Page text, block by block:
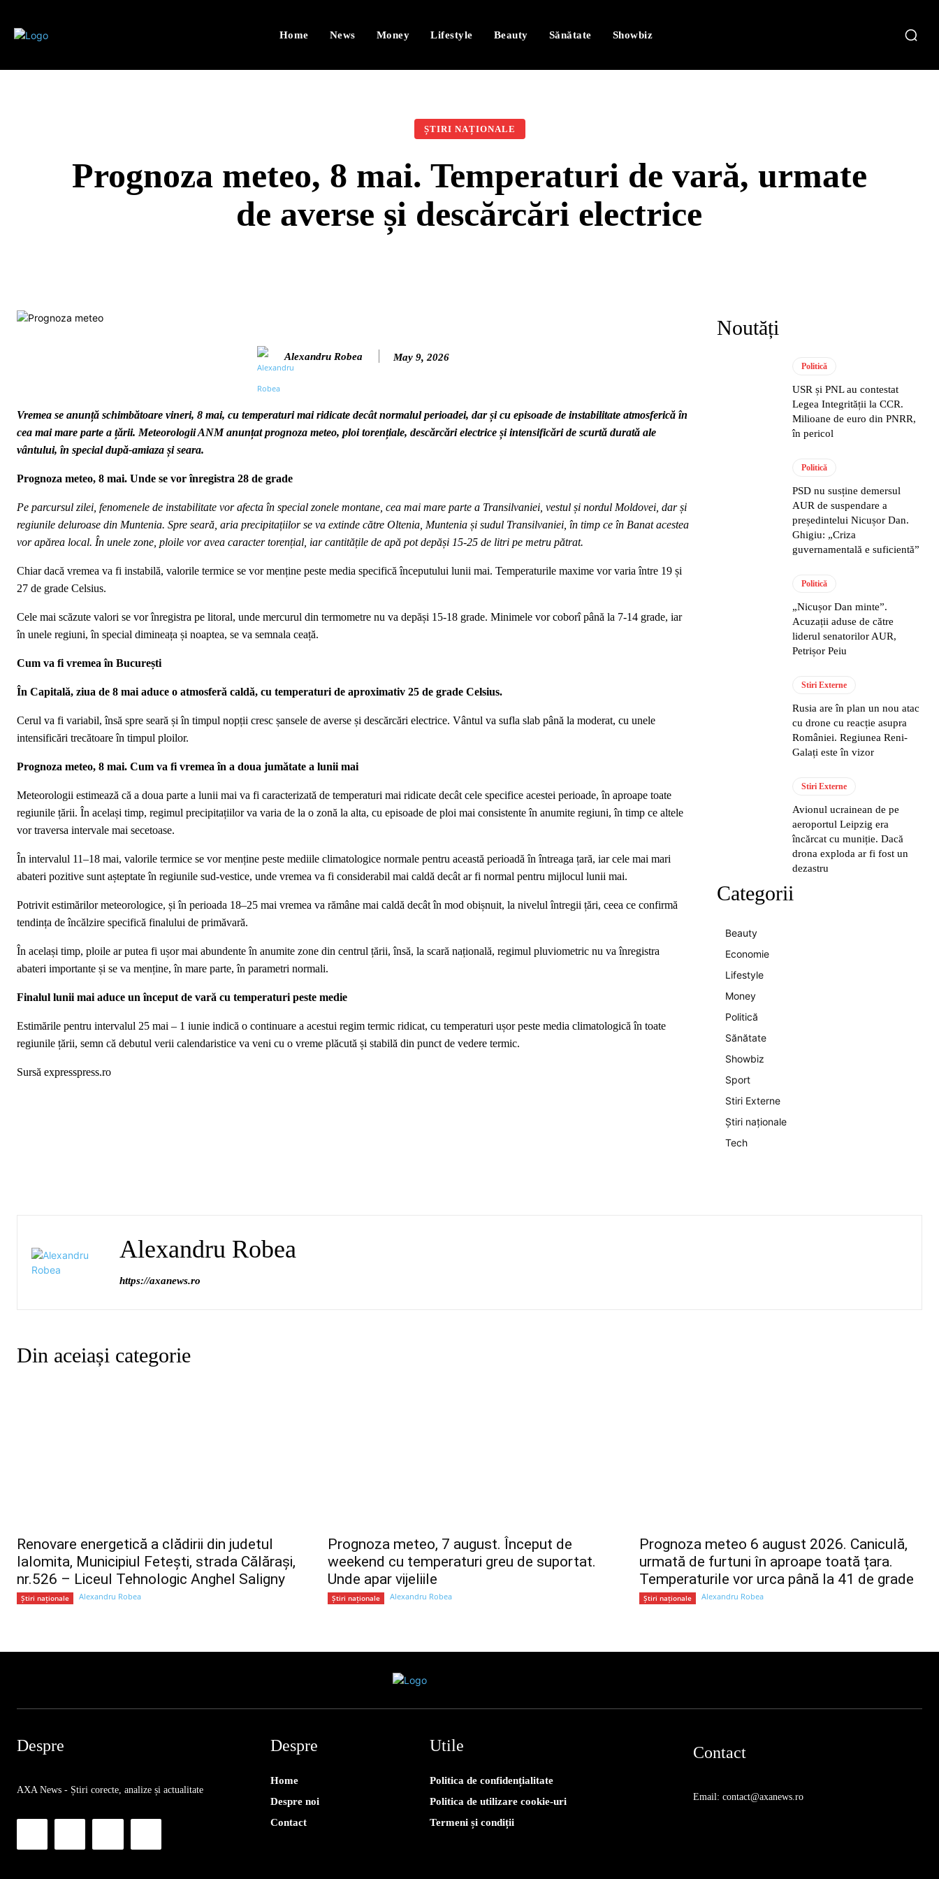
Home News Money Lifestyle Beauty Sănătate Showbiz
ȘTIRI NAȚIONALE
Prognoza meteo, 8 mai. Temperaturi de vară, urmate
de averse și descărcări electrice
Alexandru Robea May 9, 2026
Vremea se anunță schimbătoare vineri, 8 mai, cu temperaturi mai ridicate decât normalul perioadei, dar și cu episoade de instabilitate atmosferică în
cea mai mare parte a țării. Meteorologii ANM anunțat prognoza meteo, ploi torențiale, descărcări electrice și intensificări de scurtă durată ale
vântului, în special după-amiaza și seara.
Prognoza meteo, 8 mai. Unde se vor înregistra 28 de grade
Pe parcursul zilei, fenomenele de instabilitate vor afecta în special zonele montane, cea mai mare parte a Transilvaniei, vestul și nordul Moldovei, dar și
regiunile deluroase din Muntenia. Spre seară, aria precipitațiilor se va extinde către Oltenia, Muntenia și sudul Transilvaniei, în timp ce în Banat acestea
vor apărea local. În unele zone, ploile vor avea caracter torențial, iar cantitățile de apă pot depăși 15-25 de litri pe metru pătrat.
Chiar dacă vremea va fi instabilă, valorile termice se vor menține peste media specifică începutului lunii mai. Temperaturile maxime vor varia între 19 și
27 de grade Celsius.
Cele mai scăzute valori se vor înregistra pe litoral, unde mercurul din termometre nu va depăși 15-18 grade. Minimele vor coborî până la 7-14 grade, iar
în unele regiuni, în special dimineața și noaptea, se va semnala ceață.
Cum va fi vremea în București
În Capitală, ziua de 8 mai aduce o atmosferă caldă, cu temperaturi de aproximativ 25 de grade Celsius.
Cerul va fi variabil, însă spre seară și în timpul nopții cresc șansele de averse și descărcări electrice. Vântul va sufla slab până la moderat, cu unele
intensificări trecătoare în timpul ploilor.
Prognoza meteo, 8 mai. Cum va fi vremea în a doua jumătate a lunii mai
Meteorologii estimează că a doua parte a lunii mai va fi caracterizată de temperaturi mai ridicate decât cele specifice acestei perioade, în aproape toate
regiunile țării. În același timp, regimul precipitațiilor va varia de la o zonă la alta, cu episoade de ploi mai consistente în anumite regiuni, în timp ce altele
vor traversa intervale mai secetoase.
În intervalul 11–18 mai, valorile termice se vor menține peste mediile climatologice normale pentru această perioadă în întreaga țară, iar cele mai mari
abateri pozitive sunt așteptate în regiunile sud-vestice, unde vremea va fi considerabil mai caldă decât ar fi normal pentru mijlocul lunii mai.
Potrivit estimărilor meteorologice, și în perioada 18–25 mai vremea va rămâne mai caldă decât în mod obișnuit, la nivelul întregii țări, ceea ce confirmă
tendința de încălzire specifică finalului de primăvară.
În același timp, ploile ar putea fi ușor mai abundente în anumite zone din centrul țării, însă, la scară națională, regimul pluviometric nu va înregistra
abateri importante și se va menține, în mare parte, în parametri normali.
Finalul lunii mai aduce un început de vară cu temperaturi peste medie
Estimările pentru intervalul 25 mai – 1 iunie indică o continuare a acestui regim termic ridicat, cu temperaturi ușor peste media climatologică în toate
regiunile țării, semn că debutul verii calendaristice va veni cu o vreme plăcută și stabilă din punct de vedere termic.
Sursă expresspress.ro
Noutăți
Politică
USR și PNL au contestat
Legea Integrității la CCR.
Milioane de euro din PNRR,
în pericol
Politică
PSD nu susține demersul
AUR de suspendare a
președintelui Nicușor Dan.
Ghigiu: „Criza
guvernamentală e suficientă”
Politică
„Nicușor Dan minte”.
Acuzații aduse de către
liderul senatorilor AUR,
Petrișor Peiu
Stiri Externe
Rusia are în plan un nou atac
cu drone cu reacție asupra
României. Regiunea Reni-
Galați este în vizor
Stiri Externe
Avionul ucrainean de pe
aeroportul Leipzig era
încărcat cu muniție. Dacă
drona exploda ar fi fost un
dezastru
Categorii
Beauty
Economie
Lifestyle
Money
Politică
Sănătate
Showbiz
Sport
Stiri Externe
Știri naționale
Tech
Alexandru Robea
https://axanews.ro
Din aceiași categorie
Renovare energetică a clădirii din judetul
Ialomita, Municipiul Fetești, strada Călărași,
nr.526 – Liceul Tehnologic Anghel Saligny
Știri naționale Alexandru Robea
Prognoza meteo, 7 august. Început de
weekend cu temperaturi greu de suportat.
Unde apar vijeliile
Știri naționale Alexandru Robea
Prognoza meteo 6 august 2026. Caniculă,
urmată de furtuni în aproape toată țara.
Temperaturile vor urca până la 41 de grade
Știri naționale Alexandru Robea
Despre
AXA News - Știri corecte, analize și actualitate
Despre
Home
Despre noi
Contact
Utile
Politica de confidențialitate
Politica de utilizare cookie-uri
Termeni și condiții
Contact
Email: contact@axanews.ro